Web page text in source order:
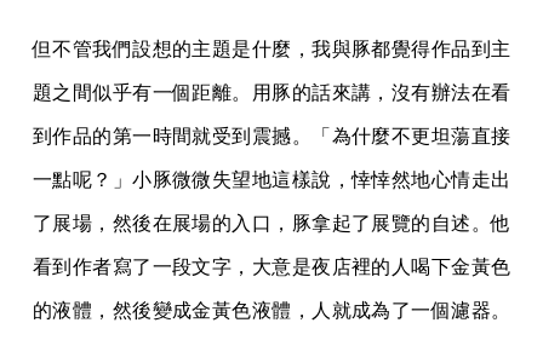
但不管我們設想的主題是什麼，我與豚都覺得作品到主
題之間似乎有一個距離。用豚的話來講，沒有辦法在看
到作品的第一時間就受到震撼。「為什麼不更坦蕩直接
一點呢？」小豚微微失望地這樣說，悻悻然地心情走出
了展場，然後在展場的入口，豚拿起了展覽的自述。他
看到作者寫了一段文字，大意是夜店裡的人喝下金黃色
的液體，然後變成金黃色液體，人就成為了一個濾器。